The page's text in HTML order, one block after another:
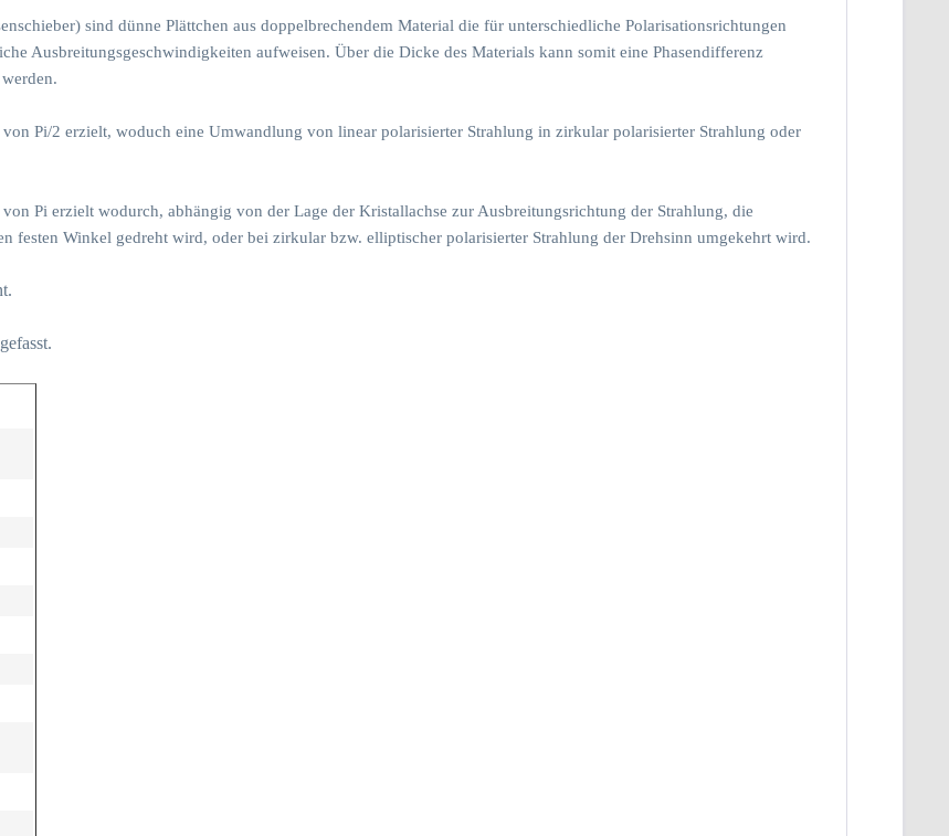
sind dünne Plättchen aus doppelbrechendem Material die für unterschiedliche Polarisationsrichtungen
Ausbreitungsgeschwindigkeiten aufweisen. Über die Dicke des Materials kann somit eine Phasendifferenz
Pi/2 erzielt, woduch eine Umwandlung von linear polarisierter Strahlung in zirkular polarisierter Strahlung oder
Pi erzielt wodurch, abhängig von der Lage der Kristallachse zur Ausbreitungsrichtung der Strahlung, die
festen Winkel gedreht wird, oder bei zirkular bzw. elliptischer polarisierter Strahlung der Drehsinn umgekehrt wird.